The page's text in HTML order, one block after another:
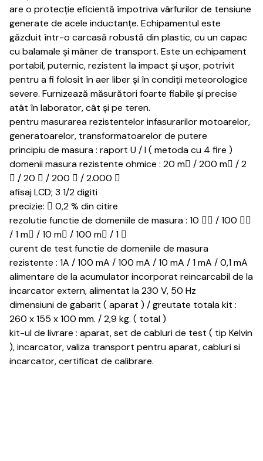
are o protecție eficientă împotriva vârfurilor de tensiune
generate de acele inductanțe. Echipamentul este
găzduit într-o carcasă robustă din plastic, cu un capac
cu balamale și mâner de transport. Este un echipament
portabil, puternic, rezistent la impact și ușor, potrivit
pentru a fi folosit în aer liber și în condiții meteorologice
severe. Furnizează măsurători foarte fiabile și precise
atât în laborator, cât și pe teren.
pentru masurarea rezistentelor infasurarilor motoarelor,
generatoarelor, transformatoarelor de putere
principiu de masura : raport U / I ( metoda cu 4 fire )
domenii masura rezistente ohmice : 20 m / 200 m / 2
 / 20  / 200  / 2.000 
afisaj LCD; 3 1/2 digiti
precizie:  0,2 % din citire
rezolutie functie de domeniile de masura : 10  / 100 
/ 1 m / 10 m / 100 m / 1 
curent de test functie de domeniile de masura
rezistente : 1A / 100 mA / 100 mA / 10 mA / 1 mA / 0,1 mA
alimentare de la acumulator incorporat reincarcabil de la
incarcator extern, alimentat la 230 V, 50 Hz
dimensiuni de gabarit ( aparat ) / greutate totala kit :
260 x 155 x 100 mm. / 2,9 kg. ( total )
kit-ul de livrare : aparat, set de cabluri de test ( tip Kelvin
), incarcator, valiza transport pentru aparat, cabluri si
incarcator, certificat de calibrare.